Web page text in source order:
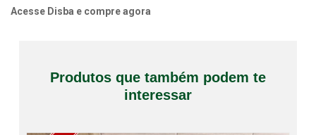
Acesse Disba e compre agora
Produtos que também podem te
interessar